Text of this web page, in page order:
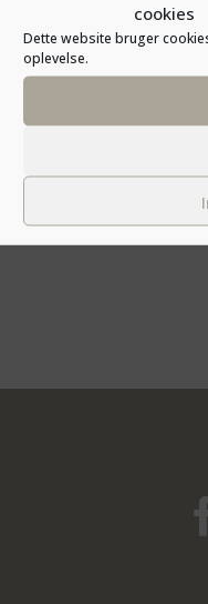
cookies
Dette website bruger
oplevelse.
Jane Kønig – Midi
450,00kr.